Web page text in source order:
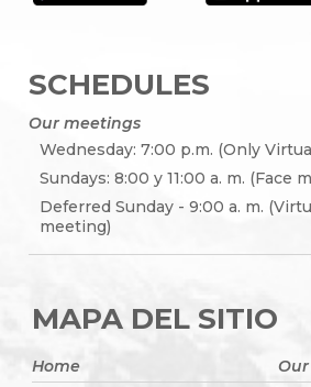
SCHEDULES
Our meetings
Wednesday: 7:00 p.m. (Only
Sundays: 8:00 y 11:00 a. m. (Face
Deferred Sunday - 9:00 a. m.
meeting)
MAPA DEL SITIO
Home